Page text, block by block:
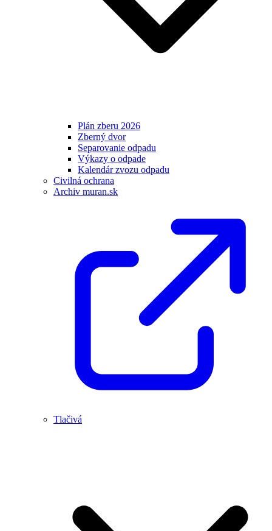
Plán zberu 2026
Zberný dvor
Separovanie odpadu
Výkazy o odpade
Kalendár zvozu odpadu
Civilná ochrana
Archiv muran.sk
Tlačivá